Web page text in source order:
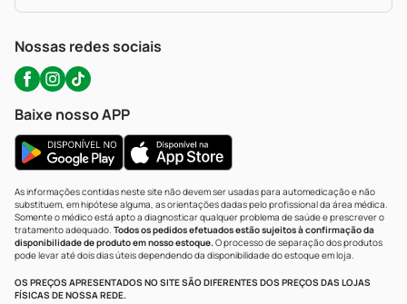
Nossas redes sociais
Baixe nosso APP
As informações contidas neste site não devem ser usadas para automedicação e não
substituem, em hipótese alguma, as orientações dadas pelo profissional da área médica.
Somente o médico está apto a diagnosticar qualquer problema de saúde e prescrever o
tratamento adequado. Todos os pedidos efetuados estão sujeitos à confirmação da
disponibilidade de produto em nosso estoque.O processo de separação dos produtos
pode levar até dois dias úteis dependendo da disponibilidade do estoque em loja.
OS PREÇOS APRESENTADOS NO SITE SÃO DIFERENTES DOS PREÇOS DAS LOJAS
FÍSICAS DE NOSSA REDE.